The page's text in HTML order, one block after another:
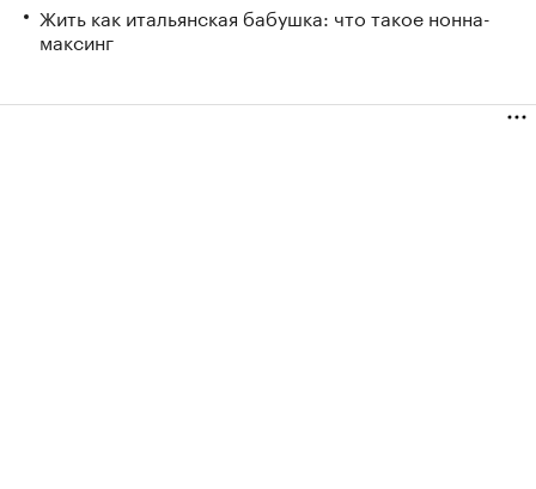
Жить как итальянская бабушка: что такое нонна-
максинг